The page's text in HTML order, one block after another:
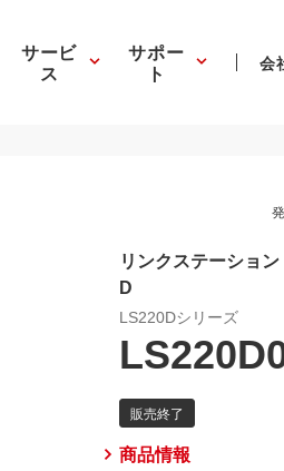
サービ
ス
サポー
ト 会
リンクステーショ
D
LS220Dシリーズ
商品情報